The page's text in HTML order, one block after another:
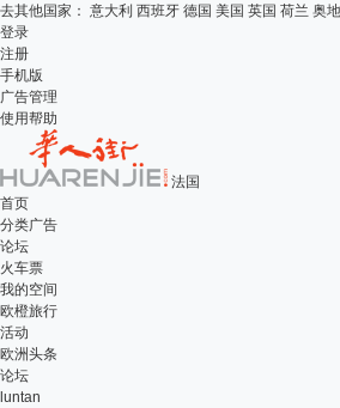
去其他国家： 意大利 西班牙 德国 美国 英国 荷兰 奥
登录
注册
手机版
广告管理
使用帮助
法国
首页
分类广告
论坛
火车票
我的空间
欧橙旅行
活动
欧洲头条
论坛
luntan